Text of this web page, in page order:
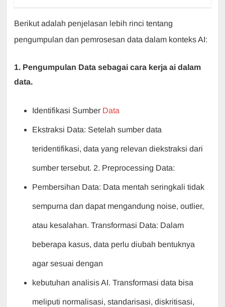
Berikut adalah penjelasan lebih rinci tentang
pengumpulan dan pemrosesan data dalam konteks AI:
1. Pengumpulan Data sebagai cara kerja ai dalam
data.
Identifikasi Sumber Data
Ekstraksi Data: Setelah sumber data
teridentifikasi, data yang relevan diekstraksi dari
sumber tersebut. 2. Preprocessing Data:
Pembersihan Data: Data mentah seringkali tidak
sempurna dan dapat mengandung noise, outlier,
atau kesalahan. Transformasi Data: Dalam
beberapa kasus, data perlu diubah bentuknya
agar sesuai dengan
kebutuhan analisis AI. Transformasi data bisa
meliputi normalisasi, standarisasi, diskritisasi,